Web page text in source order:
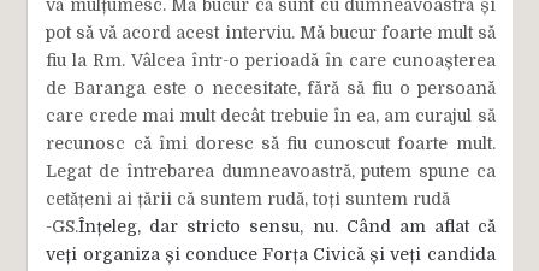
vă mulțumesc. Mă bucur că sunt cu dumneavoastră și
pot să vă acord acest interviu. Mă bucur foarte mult să
fiu la Rm. Vâlcea într-o perioadă în care cunoașterea
de Baranga este o necesitate, fără să fiu o persoană
care crede mai mult decât trebuie în ea, am curajul să
recunosc că îmi doresc să fiu cunoscut foarte mult.
Legat de întrebarea dumneavoastră, putem spune ca
cetățeni ai țării că suntem rudă, toți suntem rudă
-GS.Înțeleg, dar stricto sensu, nu. Când am aflat că
veți organiza și conduce Forța Civică și veți candida